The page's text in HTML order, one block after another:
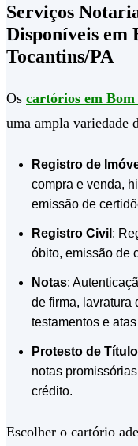
Serviços
Disponíveis em
Tocantins/PA
Os cartórios em Bom
uma ampla variedade
Registro de
compra e venda,
emissão de
Registro Civil :
óbito, emissão de
Notas:
de firma, lavratura
testamentos e
Protesto de
notas
crédito.
Escolher o cartório